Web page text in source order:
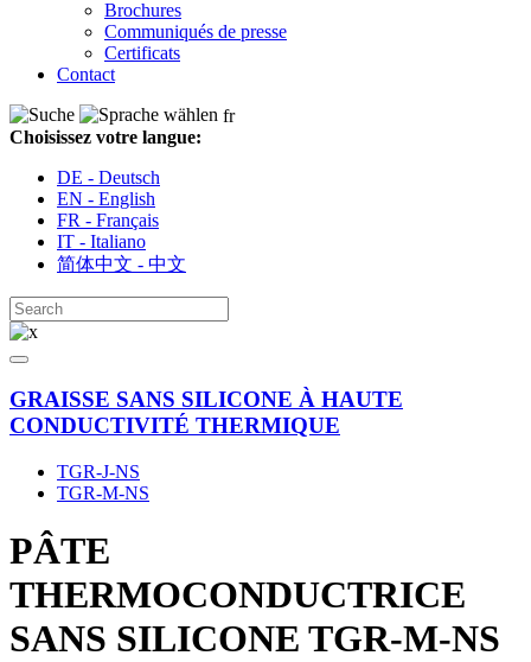
Brochures
Communiqués de presse
Certificats
Contact
fr
Choisissez votre langue:
DE - Deutsch
EN - English
FR - Français
IT - Italiano
简体中文 - 中文
GRAISSE SANS SILICONE À HAUTE
CONDUCTIVITÉ THERMIQUE
TGR-J-NS
TGR-M-NS
PÂTE
THERMOCONDUCTRICE
SANS SILICONE TGR-M-NS